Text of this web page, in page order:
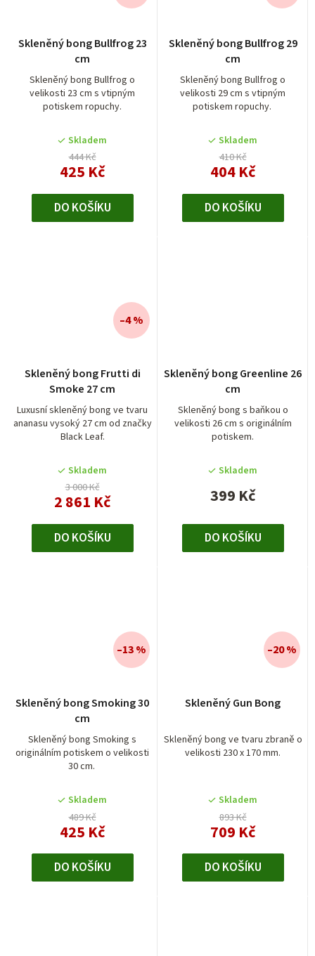
Skleněný bong Bullfrog 23
cm
Skleněný bong Bullfrog o
velikosti 23 cm s vtipným
potiskem ropuchy.
Skladem
444 Kč
425 Kč
DO KOŠÍKU
Skleněný bong Bullfrog 29
cm
Skleněný bong Bullfrog o
velikosti 29 cm s vtipným
potiskem ropuchy.
hodnocení
produktu
je
4,0
z
hvězdiček.
Skladem
410 Kč
404 Kč
DO KOŠÍKU
Skleněný bong Frutti di
Smoke 27 cm
Luxusní skleněný bong ve tvaru
ananasu vysoký 27 cm od značky
Black Leaf.
Skladem
3 000 Kč
2 861 Kč
–4 %
DO KOŠÍKU
Skleněný bong Greenline 26
cm
Skleněný bong s baňkou o
velikosti 26 cm s originálním
potiskem.
Skladem
399 Kč
DO KOŠÍKU
Skleněný bong Smoking 30
cm
Skleněný bong Smoking s
originálním potiskem o velikosti
30 cm.
hodnocení
produktu
je
5,0
z
hvězdiček.
Skladem
489 Kč
425 Kč
–13 %
DO KOŠÍKU
Skleněný Gun Bong
Skleněný bong ve tvaru zbraně o
velikosti 230 x 170 mm.
Skladem
893 Kč
709 Kč
–20 %
DO KOŠÍKU